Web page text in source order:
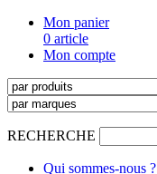
Mon panier
0 article
Mon compte
RECHERCHE
Qui sommes-nous ?